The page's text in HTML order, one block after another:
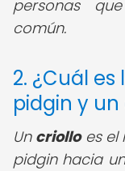
personas
común.
2. ¿Cuál
pidgin y un
Un criolloes el
pidgin hacia